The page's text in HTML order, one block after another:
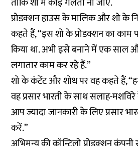
प्रोडक्शन हाउस के मालिक और शो के
कहते हैं, “इस शो के प्रोडक्शन का
किया था. अभी इसे बनाने में एक साल
लगातार काम कर रहे हैं.”
शो के कंटेंट और शोध पर वह कहते हैं,
वह प्रसार भारती के साथ सलाह-
आप ज्यादा जानकारी के लिए प्रसार
करें.”